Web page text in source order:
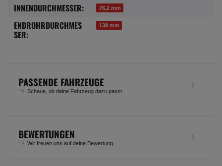
INNENDURCHMESSER: 76,2 mm
ENDROHRDURCHMES
SER:
139 mm
PASSENDE FAHRZEUGE
Schaue, ob deine Fahrzeug dazu passt
BEWERTUNGEN
Wir freuen uns auf deine Bewertung